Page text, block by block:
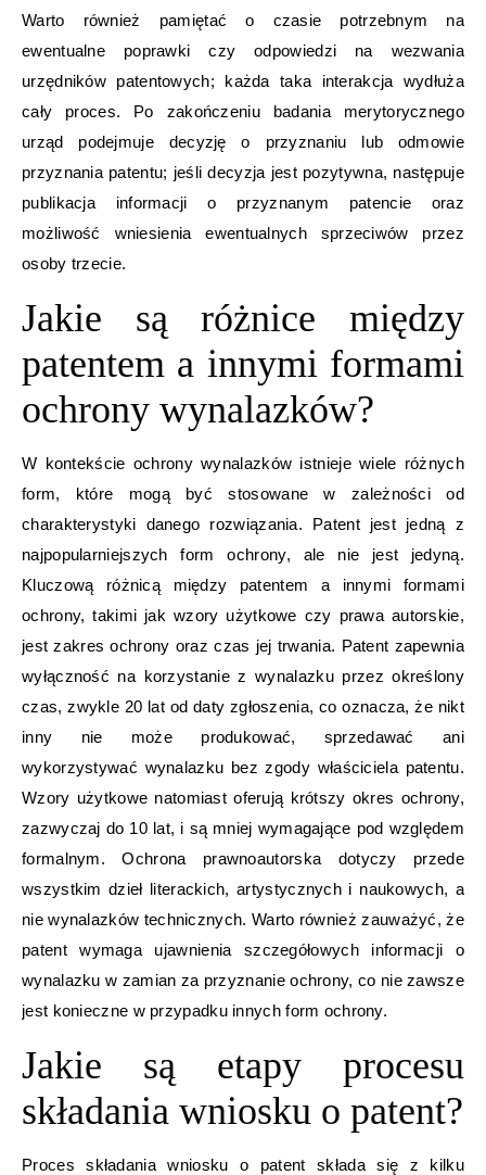
Warto również pamiętać o czasie potrzebnym na
ewentualne poprawki czy odpowiedzi na wezwania
urzędników patentowych; każda taka interakcja wydłuża
cały proces. Po zakończeniu badania merytorycznego
urząd podejmuje decyzję o przyznaniu lub odmowie
przyznania patentu; jeśli decyzja jest pozytywna, następuje
publikacja informacji o przyznanym patencie oraz
możliwość wniesienia ewentualnych sprzeciwów przez
osoby trzecie.
Jakie są różnice między
patentem a innymi formami
ochrony wynalazków?
W kontekście ochrony wynalazków istnieje wiele różnych
form, które mogą być stosowane w zależności od
charakterystyki danego rozwiązania. Patent jest jedną z
najpopularniejszych form ochrony, ale nie jest jedyną.
Kluczową różnicą między patentem a innymi formami
ochrony, takimi jak wzory użytkowe czy prawa autorskie,
jest zakres ochrony oraz czas jej trwania. Patent zapewnia
wyłączność na korzystanie z wynalazku przez określony
czas, zwykle 20 lat od daty zgłoszenia, co oznacza, że nikt
inny nie może produkować, sprzedawać ani
wykorzystywać wynalazku bez zgody właściciela patentu.
Wzory użytkowe natomiast oferują krótszy okres ochrony,
zazwyczaj do 10 lat, i są mniej wymagające pod względem
formalnym. Ochrona prawnoautorska dotyczy przede
wszystkim dzieł literackich, artystycznych i naukowych, a
nie wynalazków technicznych. Warto również zauważyć, że
patent wymaga ujawnienia szczegółowych informacji o
wynalazku w zamian za przyznanie ochrony, co nie zawsze
jest konieczne w przypadku innych form ochrony.
Jakie są etapy procesu
składania wniosku o patent?
Proces składania wniosku o patent składa się z kilku